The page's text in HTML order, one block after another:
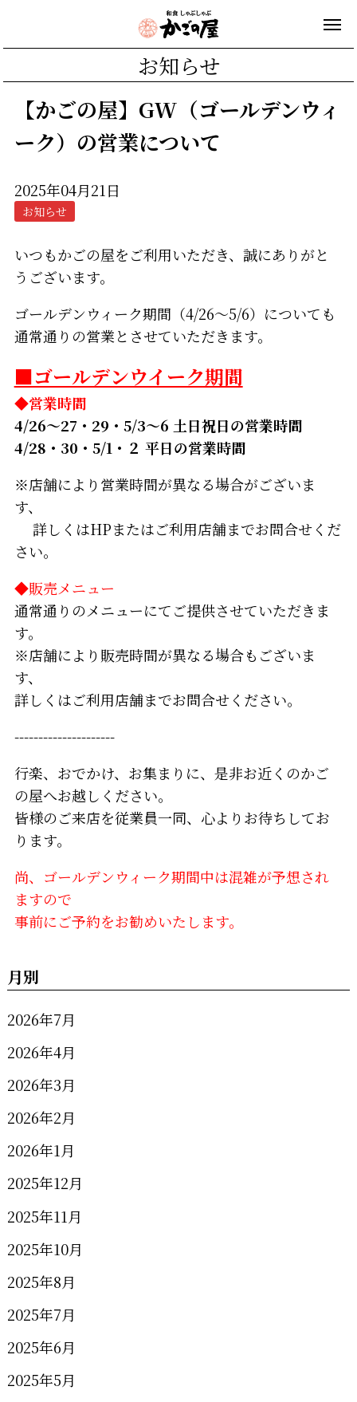
お知らせ
【かごの屋】GW（ゴールデンウィ
ーク）の営業について
2025年04月21日
お知らせ
いつもかごの屋をご利用いただき、誠にありがと
うございます。
ゴールデンウィーク期間（4/26～5/6）についても
通常通りの営業とさせていただきます。
■ゴールデンウイーク期間
◆営業時間
4/26～27・29・5/3～6 土日祝日の営業時間
4/28・30・5/1・２ 平日の営業時間
※店舗により営業時間が異なる場合がございま
す、
詳しくはHPまたはご利用店舗までお問合せくだ
さい。
◆販売メニュー
通常通りのメニューにてご提供させていただきま
す。
※店舗により販売時間が異なる場合もございま
す、
詳しくはご利用店舗までお問合せください。
---------------------
行楽、おでかけ、お集まりに、是非お近くのかご
の屋へお越しください。
皆様のご来店を従業員一同、心よりお待ちしてお
ります。
尚、ゴールデンウィーク期間中は混雑が予想され
ますので
事前にご予約をお勧めいたします。
月別
2026年7月
2026年4月
2026年3月
2026年2月
2026年1月
2025年12月
2025年11月
2025年10月
2025年8月
2025年7月
2025年6月
2025年5月